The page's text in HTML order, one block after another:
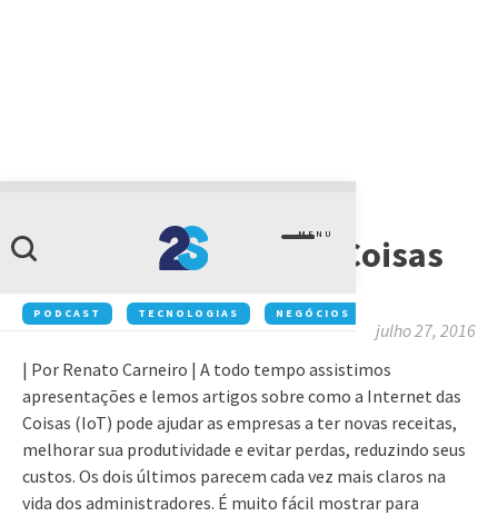
MENU
PODCAST TECNOLOGIAS NEGÓCIOS
Como a Internet das Coisas
ajuda a salvar vidas
julho 27, 2016
| Por Renato Carneiro | A todo tempo assistimos
apresentações e lemos artigos sobre como a Internet das
Coisas (IoT) pode ajudar as empresas a ter novas receitas,
melhorar sua produtividade e evitar perdas, reduzindo seus
custos. Os dois últimos parecem cada vez mais claros na
vida dos administradores. É muito fácil mostrar para